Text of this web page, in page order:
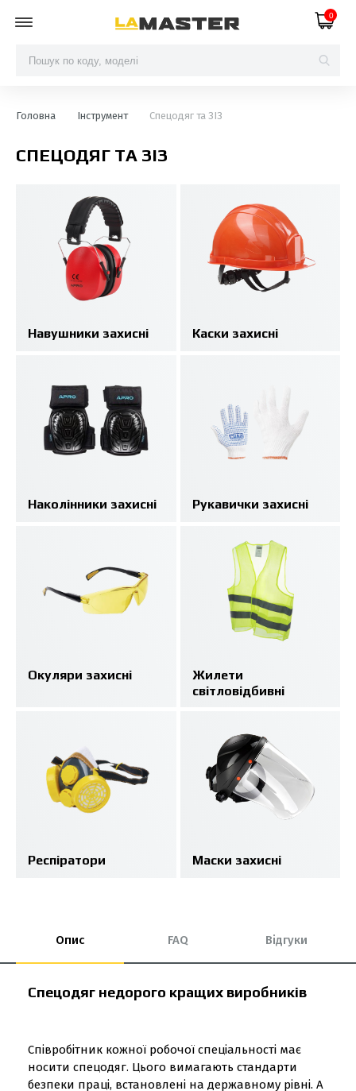
0
Головна Інструмент Спецодяг та ЗІЗ
СПЕЦОДЯГ ТА ЗІЗ
Навушники захисні Каски захисні
Наколінники захисні Рукавички захисні
Окуляри захисні
Жилети
світловідбивні
Респіратори Маски захисні
Опис FAQ Відгуки
Спецодяг недорого кращих виробників
Співробітник кожної робочої спеціальності має
носити спецодяг. Цього вимагають стандарти
безпеки праці, встановлені на державному рівні. А